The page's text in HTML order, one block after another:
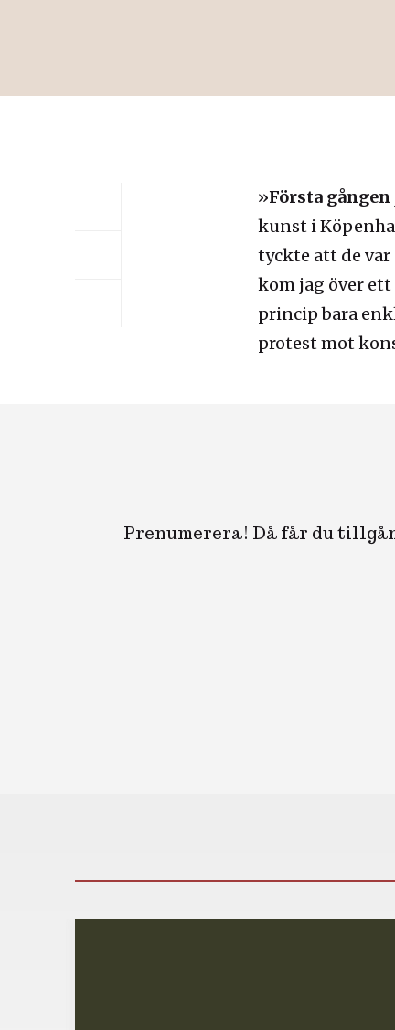
»Första gången
kunst i
tyckte att de var
kom jag över
princip bara
protest mot
Prenumerera! Då får du